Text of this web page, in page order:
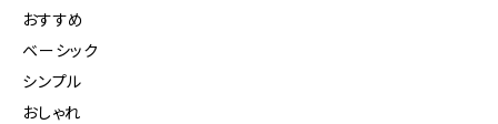
おすすめ
ベーシック
シンプル
おしゃれ